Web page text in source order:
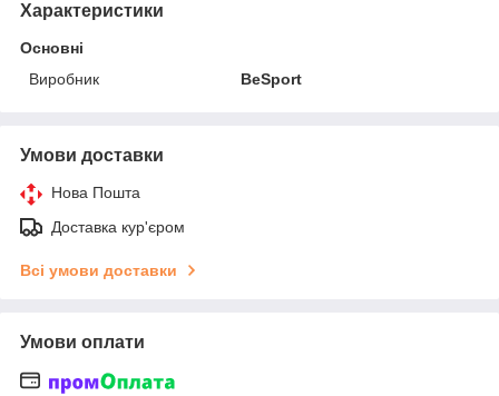
Характеристики
Основні
Виробник
BeSport
Умови доставки
Нова Пошта
Доставка кур'єром
Всі умови доставки
Умови оплати